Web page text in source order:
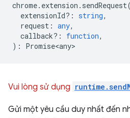
chrome. extension . sendRequest(
extensionId? : string,
request : any,
callback? : function,
) : Promise<any>
Vui lòng sử dụng
Gửi một yêu cầu duy nhất đến